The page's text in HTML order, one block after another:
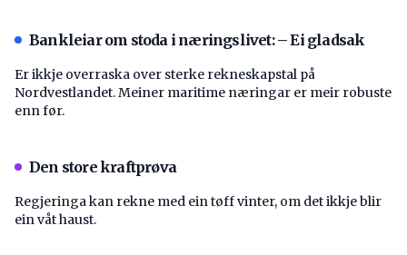
Bankleiar om stoda i næringslivet: – Ei gladsak
Er ikkje overraska over sterke rekneskapstal på
Nordvestlandet. Meiner maritime næringar er meir robuste
enn før.
Den store kraftprøva
Regjeringa kan rekne med ein tøff vinter, om det ikkje blir
ein våt haust.